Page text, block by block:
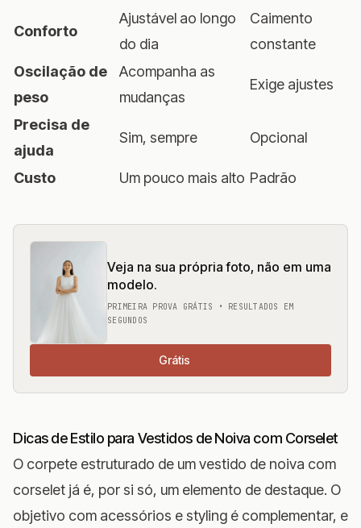
Conforto
Ajustável ao longo
do dia
Caimento
constante
Oscilação de
peso
Acompanha as
mudanças
Exige ajustes
Precisa de
ajuda
Sim, sempre Opcional
Custo Um pouco mais alto Padrão
Veja na sua própria foto, não em uma
modelo.
PRIMEIRA PROVA GRÁTIS • RESULTADOS EM
SEGUNDOS
Grátis
Dicas de Estilo para Vestidos de Noiva com Corselet
O corpete estruturado de um vestido de noiva com
corselet já é, por si só, um elemento de destaque. O
objetivo com acessórios e styling é complementar, e